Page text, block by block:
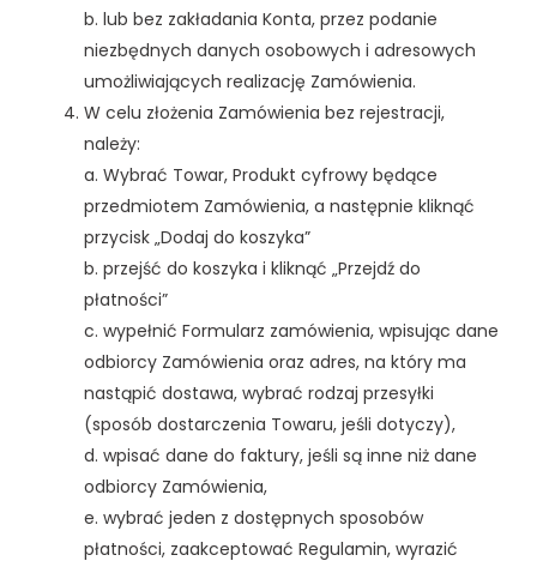
b. lub bez zakładania Konta, przez podanie
niezbędnych danych osobowych i adresowych
umożliwiających realizację Zamówienia.
W celu złożenia Zamówienia bez rejestracji,
należy:
a. Wybrać Towar, Produkt cyfrowy będące
przedmiotem Zamówienia, a następnie kliknąć
przycisk „Dodaj do koszyka”
b. przejść do koszyka i kliknąć „Przejdź do
płatności”
c. wypełnić Formularz zamówienia, wpisując dane
odbiorcy Zamówienia oraz adres, na który ma
nastąpić dostawa, wybrać rodzaj przesyłki
(sposób dostarczenia Towaru, jeśli dotyczy),
d. wpisać dane do faktury, jeśli są inne niż dane
odbiorcy Zamówienia,
e. wybrać jeden z dostępnych sposobów
płatności, zaakceptować Regulamin, wyrazić